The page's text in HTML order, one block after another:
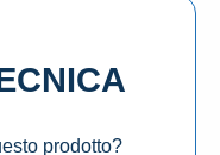
prodotto?